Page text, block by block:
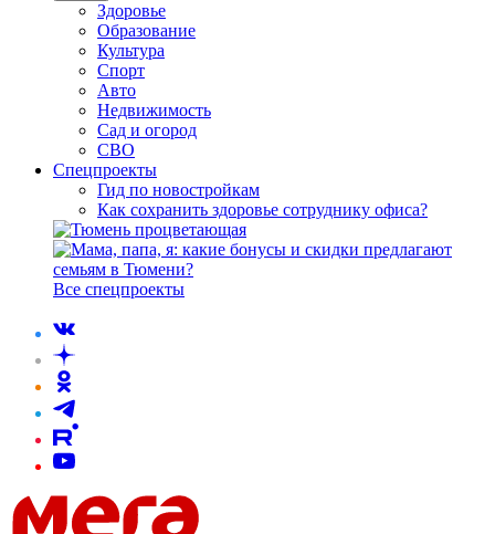
Здоровье
Образование
Культура
Спорт
Авто
Недвижимость
Сад и огород
СВО
Спецпроекты
Гид по новостройкам
Как сохранить здоровье сотруднику офиса?
Все спецпроекты